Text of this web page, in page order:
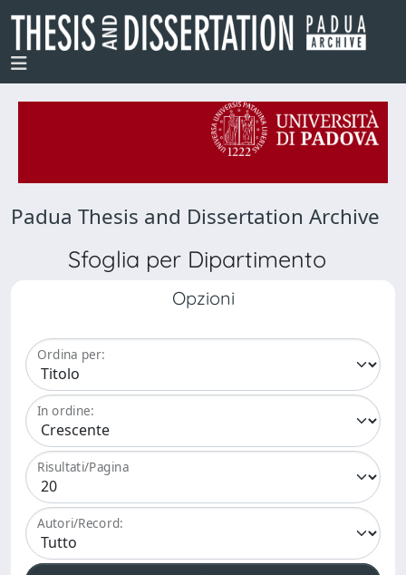
Padua Thesis and Dissertation Archive
Sfoglia per Dipartimento
Opzioni
Ordina per:
In ordine:
Risultati/Pagina
Autori/Record: